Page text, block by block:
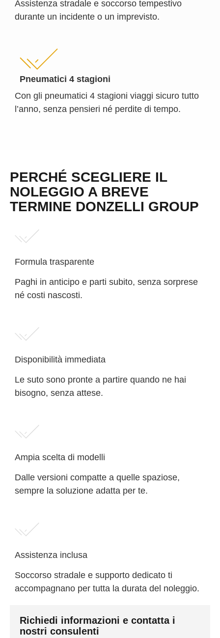
Assistenza stradale e soccorso tempestivo
durante un incidente o un imprevisto.
Pneumatici 4 stagioni
Con gli pneumatici 4 stagioni viaggi sicuro tutto
l’anno, senza pensieri né perdite di tempo.
PERCHÉ SCEGLIERE IL
NOLEGGIO A BREVE
TERMINE DONZELLI GROUP
Formula trasparente
Paghi in anticipo e parti subito, senza sorprese
né costi nascosti.
Disponibilità immediata
Le suto sono pronte a partire quando ne hai
bisogno, senza attese.
Ampia scelta di modelli
Dalle versioni compatte a quelle spaziose,
sempre la soluzione adatta per te.
Assistenza inclusa
Soccorso stradale e supporto dedicato ti
accompagnano per tutta la durata del noleggio.
Richiedi informazioni e contatta i
nostri consulenti